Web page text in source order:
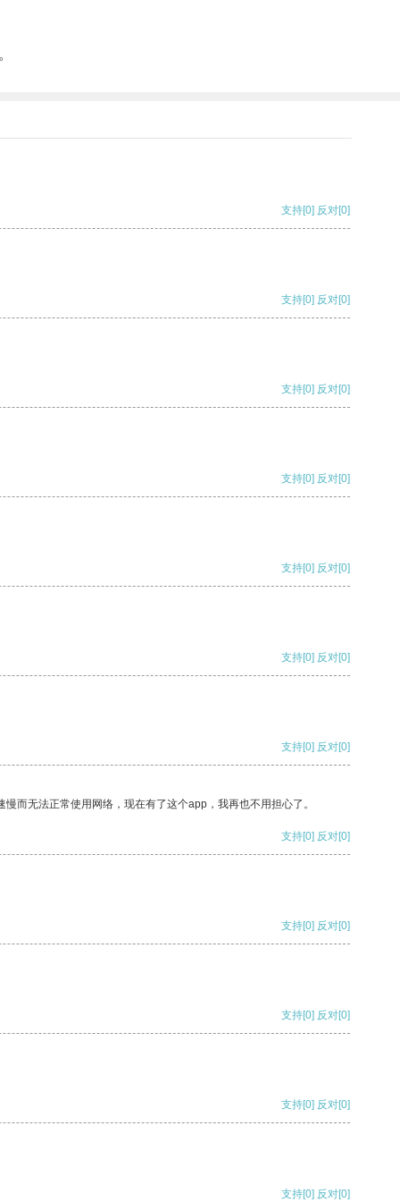
支持[0] 反对[0]
支持[0] 反对[0]
支持[0] 反对[0]
支持[0] 反对[0]
支持[0] 反对[0]
支持[0] 反对[0]
支持[0] 反对[0]
而无法正常使用网络，现在有了这个app，我再也不用担心了。
支持[0] 反对[0]
支持[0] 反对[0]
支持[0] 反对[0]
支持[0] 反对[0]
支持[0] 反对[0]